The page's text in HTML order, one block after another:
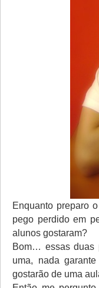
Enquanto preparo
pego perdido em
alunos gostaram?
Bom… essas duas
uma, nada
gostarão de uma